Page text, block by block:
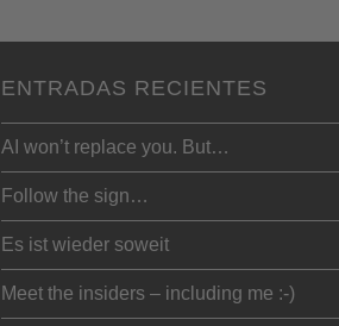
ENTRADAS RECIENTES
AI won’t replace you. But…
Follow the sign…
Es ist wieder soweit
Meet the insiders – including me :-)